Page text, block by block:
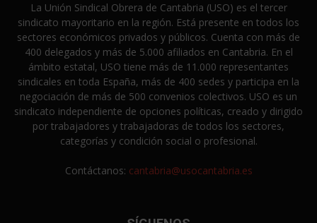
La Unión Sindical Obrera de Cantabria (USO) es el tercer
sindicato mayoritario en la región. Está presente en todos los
sectores económicos privados y públicos. Cuenta con más de
400 delegados y más de 5.000 afiliados en Cantabria. En el
ámbito estatal, USO tiene más de 11.000 representantes
sindicales en toda España, más de 400 sedes y participa en la
negociación de más de 500 convenios colectivos. USO es un
sindicato independiente de opciones políticas, creado y dirigido
por trabajadores y trabajadoras de todos los sectores,
categorías y condición social o profesional.
Contáctanos: cantabria@usocantabria.es